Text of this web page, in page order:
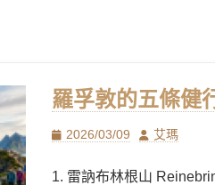
羅孚敦的五條健
Posted
2026/03/09 Author
艾瑪
1. 雷訥布林根山